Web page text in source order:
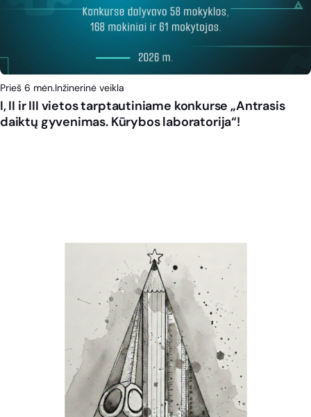
Prieš 6 mėn.Inžinerinė veikla
I, II ir III vietos tarptautiniame konkurse „Antrasis
daiktų gyvenimas. Kūrybos laboratorija“!